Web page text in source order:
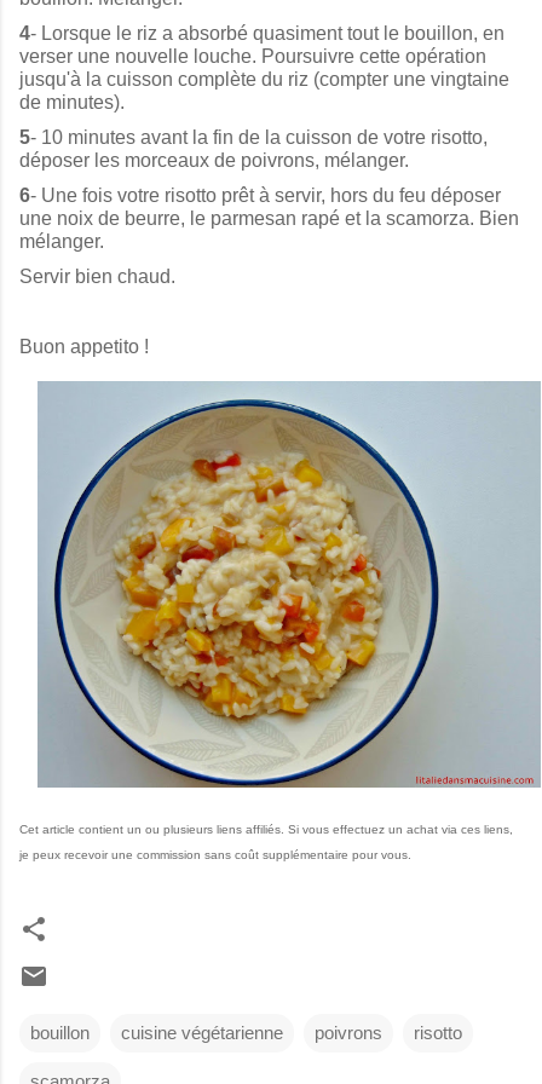
4- Lorsque le riz a absorbé quasiment tout le bouillon, en
verser une nouvelle louche. Poursuivre cette opération
jusqu'à la cuisson complète du riz (compter une vingtaine
de minutes).
5- 10 minutes avant la fin de la cuisson de votre risotto,
déposer les morceaux de poivrons, mélanger.
6- Une fois votre risotto prêt à servir, hors du feu déposer
une noix de beurre, le parmesan rapé et la scamorza. Bien
mélanger.
Servir bien chaud.
Buon appetito !
Cet article contient un ou plusieurs liens affiliés. Si vous effectuez un achat via ces liens,
je peux recevoir une commission sans coût supplémentaire pour vous.
bouillon cuisine végétarienne poivrons risotto